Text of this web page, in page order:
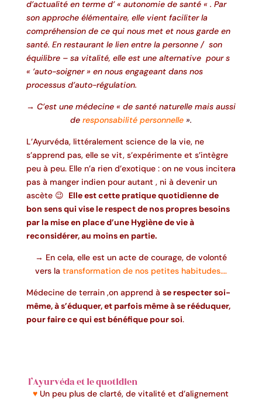
d’actualité en terme d’ « autonomie de santé « . Par
son approche élémentaire, elle vient faciliter la
compréhension de ce qui nous met et nous garde en
santé. En restaurant le lien entre la personne / son
équilibre – sa vitalité, elle est une alternative pour s
« ’auto-soigner » en nous engageant dans nos
processus d’auto-régulation.
→ C’est une médecine « de santé naturelle mais aussi
de responsabilité personnelle».
L’Ayurvéda, littéralement science de la vie, ne
s’apprend pas, elle se vit, s’expérimente et s’intègre
peu à peu. Elle n’a rien d’exotique : on ne vous incitera
pas à manger indien pour autant , ni à devenir un
ascète 😉 Elle est cette pratique quotidienne de
bon sens qui vise le respect de nos propres besoins
par la mise en place d’une Hygiène de vie à
reconsidérer, au moins en partie.
→ En cela, elle est un acte de courage, de volonté
vers la transformation de nos petites habitudes….
Médecine de terrain ,on apprend à se respecter soi-
même, à s’éduquer, et parfois même à se rééduquer,
pour faire ce qui est bénéfique pour soi.
l’Ayurvéda et le quotidien
♥ Un peu plus de clarté, de vitalité et d’alignement